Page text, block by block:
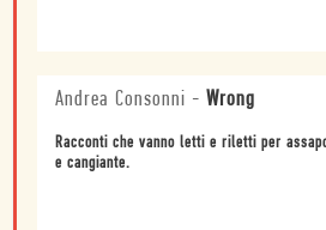
Andrea Consonni - Wrong
Racconti che vanno letti e riletti per
e cangiante.